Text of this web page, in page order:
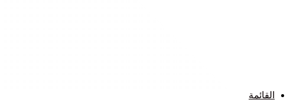
القائمة